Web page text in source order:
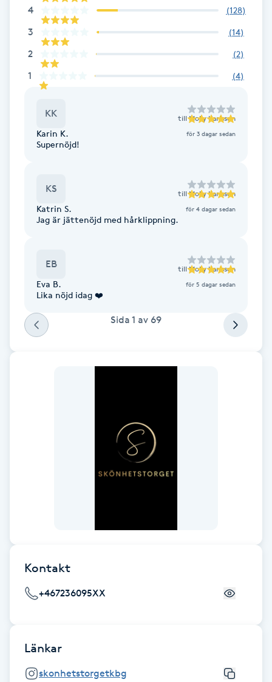
Fransk manikyr
Fransrengöring
Frekvensterapi
Friskvård
Friskvårdsmassage
Funktionsanalys
Föning
Gel naglar
Gellack med förstärkning
Gua Sha-massage
Hatha Yoga
Headspa
4 (128)
3 (14)
2 (2)
1 (4)
KK till Molly Karlsson
Karin K. för 3 dagar sedan
Supernöjd!
KS till Molly Karlsson
Katrin S. för 4 dagar sedan
Jag är jättenöjd med hårklippning.
EB till Molly Karlsson
Eva B. för 5 dagar sedan
Lika nöjd idag ❤️
Sida 1 av 69
Kontakt
+467236095XX
Länkar
skonhetstorgetkbg